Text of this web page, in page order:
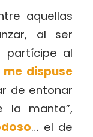
aquellas
al ser
partícipe al
me dispuse
de entonar
la manta”,
… el de